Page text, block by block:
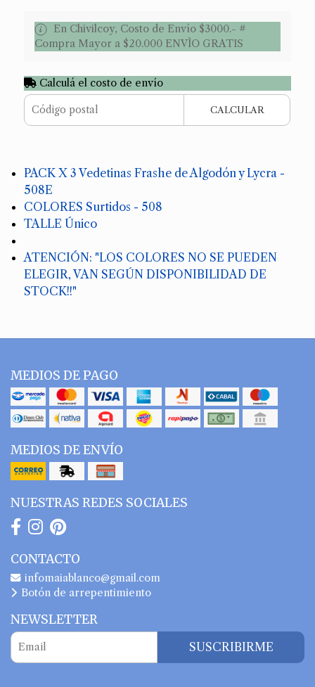
En Chivilcoy, Costo de Envío $3000.- #
Compra Mayor a $20.000 ENVÌO GRATIS
Calculá el costo de envío
CALCULAR
PACK X 3 Vedetinas Frashe de Algodón y Lycra -
508E
COLORES Surtidos - 508
TALLE Único
ATENCIÓN: "LOS COLORES NO SE PUEDEN
ELEGIR, VAN SEGÚN DISPONIBILIDAD DE
STOCK!!"
MEDIOS DE PAGO
MEDIOS DE ENVÍO
NUESTRAS REDES SOCIALES
CONTACTO
infomaiablanco@gmail.com
Botón de arrepentimiento
NEWSLETTER
SUSCRIBIRME